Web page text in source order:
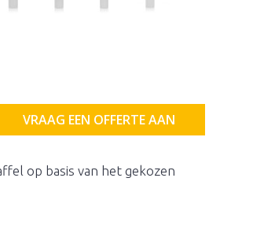
VRAAG EEN OFFERTE AAN
op basis van het gekozen